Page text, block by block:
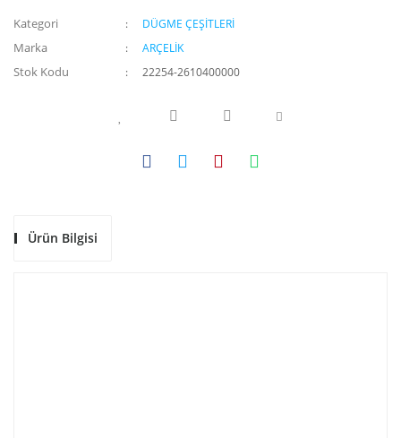
Kategori DÜGME ÇEŞİTLERİ
Marka ARÇELİK
Stok Kodu 22254-2610400000
Ürün Bilgisi